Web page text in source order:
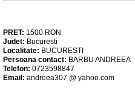
PRET: 1500 RON
Judet: Bucuresti
Localitate: BUCURESTI
Persoana contact: BARBU ANDREEA
Telefon: 0723598847
Email: andreea307 @ yahoo.com